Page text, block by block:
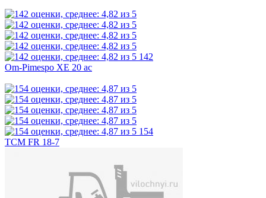
142
Om-Pimespo XE 20 ac
154
TCM FR 18-7